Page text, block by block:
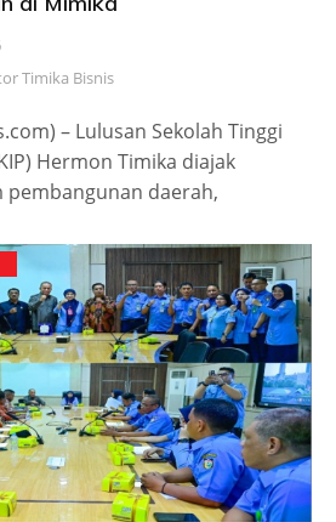
Timika Bisnis
– Lulusan Sekolah Tinggi
Hermon Timika diajak
daerah,